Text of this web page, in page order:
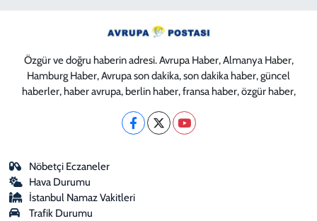
Özgür ve doğru haberin adresi. Avrupa Haber, Almanya Haber,
Hamburg Haber, Avrupa son dakika, son dakika haber, güncel
haberler, haber avrupa, berlin haber, fransa haber, özgür haber,
Nöbetçi Eczaneler
Hava Durumu
İstanbul Namaz Vakitleri
Trafik Durumu